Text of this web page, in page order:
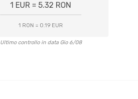
1 EUR = 5.32 RON
1 RON = 0.19 EUR
Ultimo controllo in data Gio 6/08